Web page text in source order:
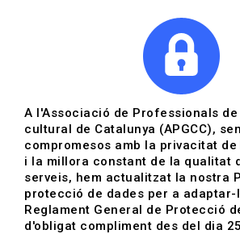
Convocatòries |
escèniques
Data de publicació: 02-12-2024
HOME
A l'Associació de Professionals
cultural de Catalunya (APGCC),
compromesos amb la privacitat
i la millora constant de la qualitat
serveis, hem actualitzat la nostra
protecció de dades per a adaptar-
Reglament General de Protecció
d'obligat compliment des del dia